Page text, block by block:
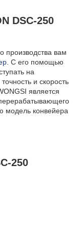
DSC-250
производства вам
. С его помощью
на
и скорость
является
модель конвейера
250